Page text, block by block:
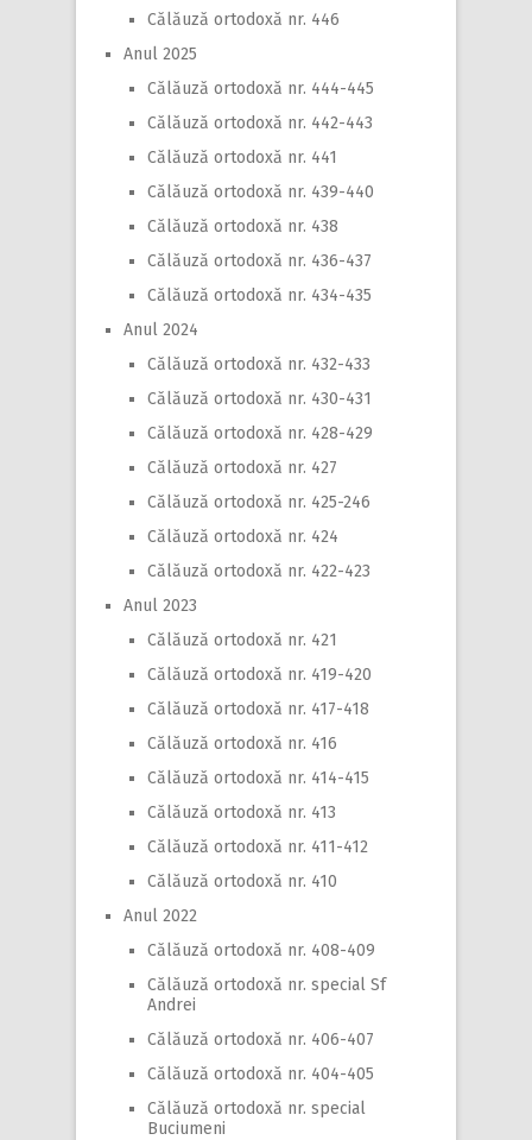
Călăuză ortodoxă nr. 446
Anul 2025
Călăuză ortodoxă nr. 444-445
Călăuză ortodoxă nr. 442-443
Călăuză ortodoxă nr. 441
Călăuză ortodoxă nr. 439-440
Călăuză ortodoxă nr. 438
Călăuză ortodoxă nr. 436-437
Călăuză ortodoxă nr. 434-435
Anul 2024
Călăuză ortodoxă nr. 432-433
Călăuză ortodoxă nr. 430-431
Călăuză ortodoxă nr. 428-429
Călăuză ortodoxă nr. 427
Călăuză ortodoxă nr. 425-246
Călăuză ortodoxă nr. 424
Călăuză ortodoxă nr. 422-423
Anul 2023
Călăuză ortodoxă nr. 421
Călăuză ortodoxă nr. 419-420
Călăuză ortodoxă nr. 417-418
Călăuză ortodoxă nr. 416
Călăuză ortodoxă nr. 414-415
Călăuză ortodoxă nr. 413
Călăuză ortodoxă nr. 411-412
Călăuză ortodoxă nr. 410
Anul 2022
Călăuză ortodoxă nr. 408-409
Călăuză ortodoxă nr. special Sf
Andrei
Călăuză ortodoxă nr. 406-407
Călăuză ortodoxă nr. 404-405
Călăuză ortodoxă nr. special
Buciumeni